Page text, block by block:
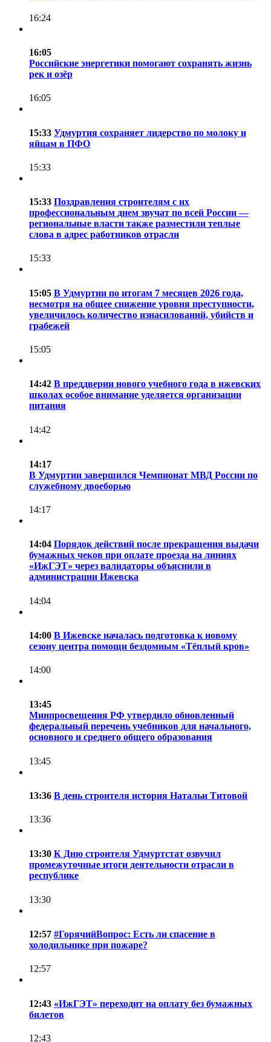
16:24
16:05
Российские энергетики помогают сохранять жизнь
рек и озёр
16:05
15:33 Удмуртия сохраняет лидерство по молоку и
яйцам в ПФО
15:33
15:33 Поздравления строителям с их
профессиональным днем звучат по всей России —
региональные власти также разместили теплые
слова в адрес работников отрасли
15:33
15:05 В Удмуртии по итогам 7 месяцев 2026 года,
несмотря на общее снижение уровня преступности,
увеличилось количество изнасилований, убийств и
грабежей
15:05
14:42 В преддверии нового учебного года в ижевских
школах особое внимание уделяется организации
питания
14:42
14:17
В Удмуртии завершился Чемпионат МВД России по
служебному двоеборью
14:17
14:04 Порядок действий после прекращения выдачи
бумажных чеков при оплате проезда на линиях
«ИжГЭТ» через валидаторы объяснили в
администрации Ижевска
14:04
14:00 В Ижевске началась подготовка к новому
сезону центра помощи бездомным «Тёплый кров»
14:00
13:45
Минпросвещения РФ утвердило обновленный
федеральный перечень учебников для начального,
основного и среднего общего образования
13:45
13:36 В день строителя история Натальи Титовой
13:36
13:30 К Дню строителя Удмуртстат озвучил
промежуточные итоги деятельности отрасли в
республике
13:30
12:57 #ГорячийВопрос: Есть ли спасение в
холодильнике при пожаре?
12:57
12:43 «ИжГЭТ» переходит на оплату без бумажных
билетов
12:43